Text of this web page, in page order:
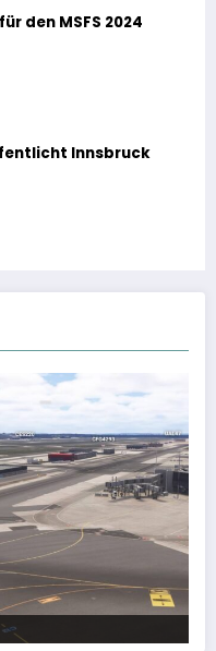
den MSFS 2024
Innsbruck
es klappt!